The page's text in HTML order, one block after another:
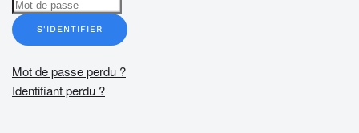
S'IDENTIFIER
Mot de passe perdu ?
Identifiant perdu ?